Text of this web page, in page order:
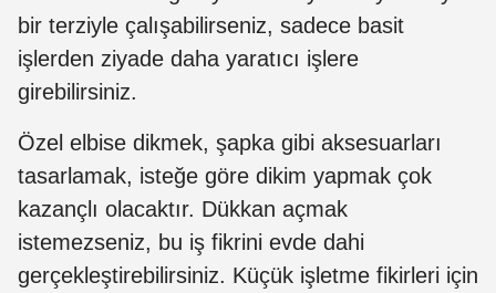
bir terziyle çalışabilirseniz, sadece basit
işlerden ziyade daha yaratıcı işlere
girebilirsiniz.
Özel elbise dikmek, şapka gibi aksesuarları
tasarlamak, isteğe göre dikim yapmak çok
kazançlı olacaktır. Dükkan açmak
istemezseniz, bu iş fikrini evde dahi
gerçekleştirebilirsiniz. Küçük işletme fikirleri için